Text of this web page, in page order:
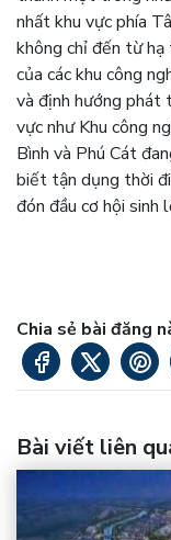
nhất khu vực phía
không chỉ đến từ hạ
của các khu công
và định hướng phát
vực như Khu công
Bình và Phú Cát
biết tận dụng thời
đón đầu cơ hội
Chia sẻ bài đăng
Bài viết liên